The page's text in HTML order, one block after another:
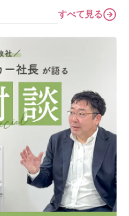
すべて見る